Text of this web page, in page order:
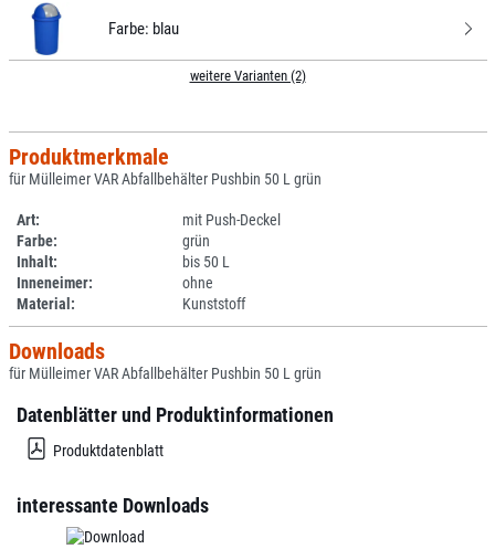
Farbe: blau
weitere Varianten (2)
Produktmerkmale
für Mülleimer VAR Abfallbehälter Pushbin 50 L grün
Art:
mit Push-Deckel
Farbe:
grün
Inhalt:
bis 50 L
Inneneimer:
ohne
Material:
Kunststoff
Downloads
für Mülleimer VAR Abfallbehälter Pushbin 50 L grün
Datenblätter und Produktinformationen
Produktdatenblatt
interessante Downloads